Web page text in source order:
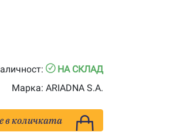
НА СКЛАД
Марка: ARIADNA S.A.
в количката